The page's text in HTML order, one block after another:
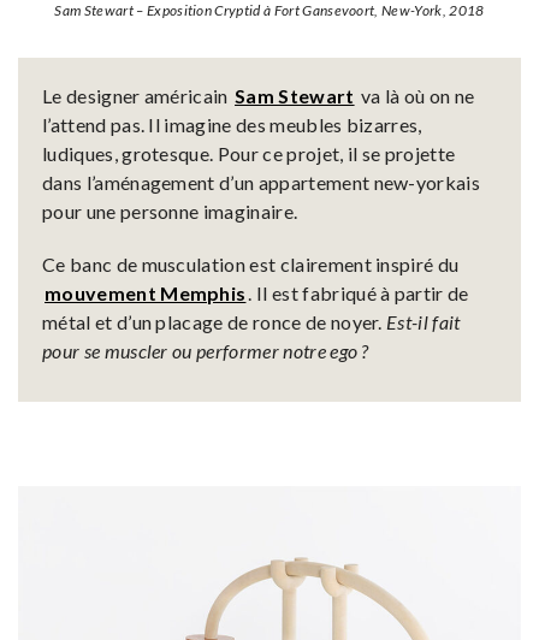
Sam Stewart – Exposition Cryptid à Fort Gansevoort, New-York, 2018
Le designer américain Sam Stewart va là où on ne
l’attend pas. Il imagine des meubles bizarres,
ludiques, grotesque. Pour ce projet, il se projette
dans l’aménagement d’un appartement new-yorkais
pour une personne imaginaire.
Ce banc de musculation est clairement inspiré du
mouvement Memphis. Il est fabriqué à partir de
métal et d’un placage de ronce de noyer. Est-il fait
pour se muscler ou performer notre ego ?